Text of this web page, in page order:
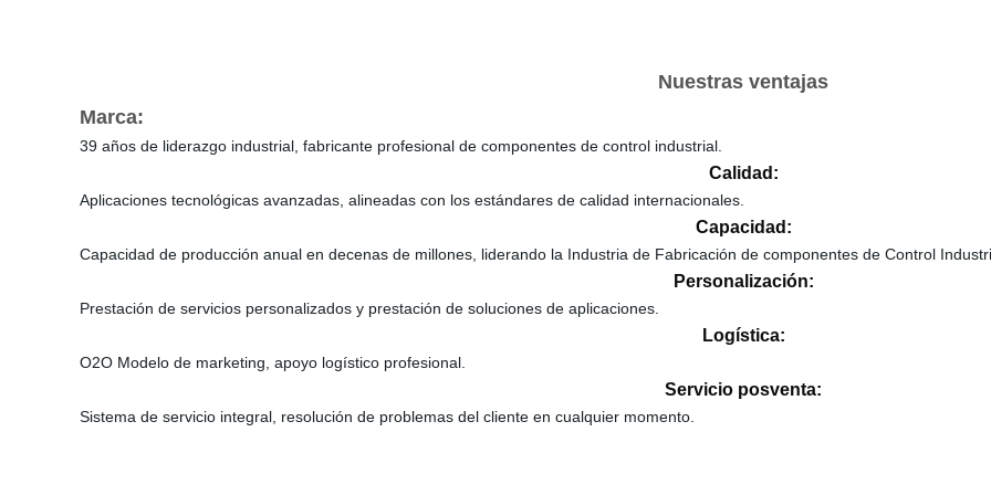
Nuestras ventajas
Marca:
39 años de liderazgo industrial, fabricante profesional de componentes de control industrial.
Calidad:
Aplicaciones tecnológicas avanzadas, alineadas con los estándares de calidad internacionales.
Capacidad:
Capacidad de producción anual en decenas de millones, liderando la Industria de Fabricación de componentes de Control
Personalización:
Prestación de servicios personalizados y prestación de soluciones de aplicaciones.
Logística:
O2O Modelo de marketing, apoyo logístico profesional.
Servicio posventa:
Sistema de servicio integral, resolución de problemas del cliente en cualquier momento.